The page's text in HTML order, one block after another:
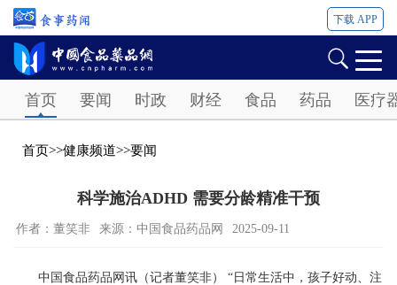
下载 APP
首页 要闻 时政 财经 食品 药品 医疗
首页>>健康频道>>要闻
科学施治ADHD 需要分龄精准干预
作者：董笑非 来源：中国食品药品网 2025-09-11
中国食品药品网讯（记者董笑非） “日常生活中，孩子好动、注